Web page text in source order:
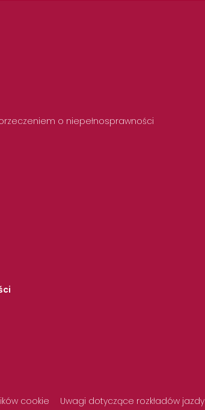
o niepełnosprawności
cookie Uwagi dotyczące rozkładów jazdy